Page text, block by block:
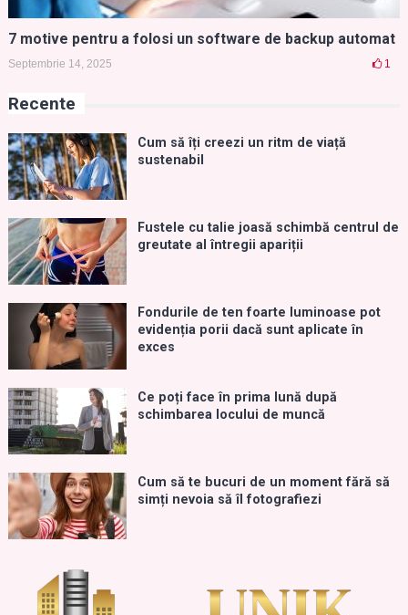
7 motive pentru a folosi un software de backup automat
Septembrie 14, 2025 1
Recente
Cum să îți creezi un ritm de viață
sustenabil
Fustele cu talie joasă schimbă centrul de
greutate al întregii apariții
Fondurile de ten foarte luminoase pot
evidenția porii dacă sunt aplicate în
exces
Ce poți face în prima lună după
schimbarea locului de muncă
Cum să te bucuri de un moment fără să
simți nevoia să îl fotografiezi